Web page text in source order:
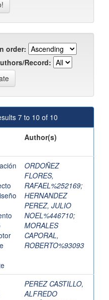
order:
Record:
7 to 10 of 10
Author(s)
ORDOÑEZ
FLORES,
RAFAEL%252169;
HERNANDEZ
PEREZ, JULIO
NOEL%446710;
MORALES
CAPORAL,
ROBERTO%93093
PEREZ CASTILLO,
ALFREDO